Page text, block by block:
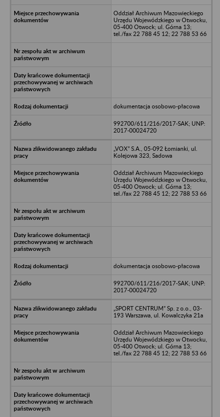
Oddział Archiwum Mazowieckiego
Urzędu Wojewódzkiego w Otwocku,
05-400 Otwock; ul. Górna 13;
tel./fax 22 788 45 12; 22 788 53 66
dokumentacja osobowo-płacowa
992700/611/216/2017-SAK; UNP:
2017-00024720
„VOX” S.A., 05-092 Łomianki, ul.
Kolejowa 323, Sadowa
Oddział Archiwum Mazowieckiego
Urzędu Wojewódzkiego w Otwocku,
05-400 Otwock; ul. Górna 13;
tel./fax 22 788 45 12; 22 788 53 66
dokumentacja osobowo-płacowa
992700/611/216/2017-SAK; UNP:
2017-00024720
„SPORT CENTRUM” Sp. z o.o., 03-
193 Warszawa, ul. Kowalczyka 21a
Oddział Archiwum Mazowieckiego
Urzędu Wojewódzkiego w Otwocku,
05-400 Otwock; ul. Górna 13;
tel./fax 22 788 45 12; 22 788 53 66